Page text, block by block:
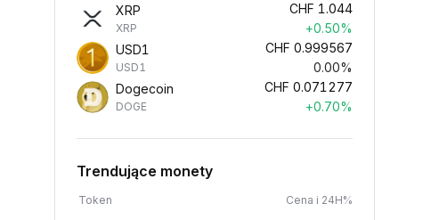
XRP
XRP
CHF 1.044
+0.50%
USD1
USD1
CHF 0.999567
0.00%
Dogecoin
DOGE
CHF 0.071277
+0.70%
Trendujące monety
Token Cena i 24H%